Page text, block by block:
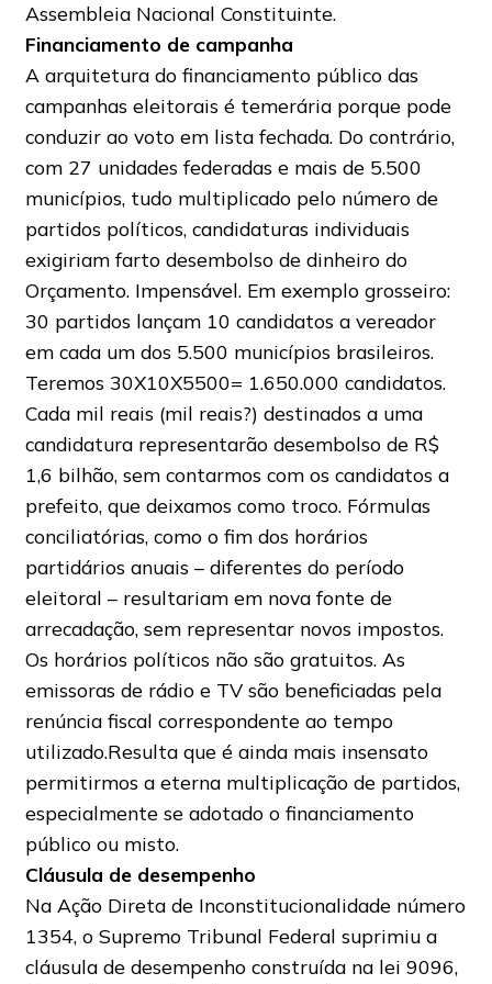
Assembleia Nacional Constituinte.
Financiamento de campanha
A arquitetura do financiamento público das
campanhas eleitorais é temerária porque pode
conduzir ao voto em lista fechada. Do contrário,
com 27 unidades federadas e mais de 5.500
municípios, tudo multiplicado pelo número de
partidos políticos, candidaturas individuais
exigiriam farto desembolso de dinheiro do
Orçamento. Impensável. Em exemplo grosseiro:
30 partidos lançam 10 candidatos a vereador
em cada um dos 5.500 municípios brasileiros.
Teremos 30X10X5500= 1.650.000 candidatos.
Cada mil reais (mil reais?) destinados a uma
candidatura representarão desembolso de R$
1,6 bilhão, sem contarmos com os candidatos a
prefeito, que deixamos como troco. Fórmulas
conciliatórias, como o fim dos horários
partidários anuais – diferentes do período
eleitoral – resultariam em nova fonte de
arrecadação, sem representar novos impostos.
Os horários políticos não são gratuitos. As
emissoras de rádio e TV são beneficiadas pela
renúncia fiscal correspondente ao tempo
utilizado.Resulta que é ainda mais insensato
permitirmos a eterna multiplicação de partidos,
especialmente se adotado o financiamento
público ou misto.
Cláusula de desempenho
Na Ação Direta de Inconstitucionalidade número
1354, o Supremo Tribunal Federal suprimiu a
cláusula de desempenho construída na lei 9096,